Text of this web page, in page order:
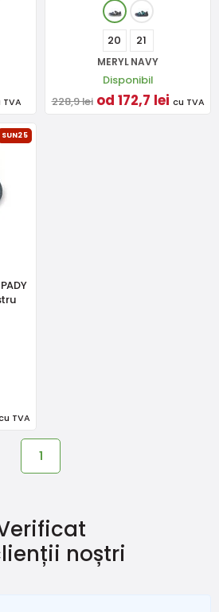
TVA
20 21
MERYL NAVY
Disponibil
228,9 lei od 172,7 lei cu TVA
SUN25
TVA
1
noștri